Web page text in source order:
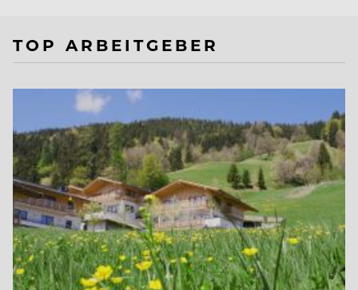
TOP ARBEITGEBER